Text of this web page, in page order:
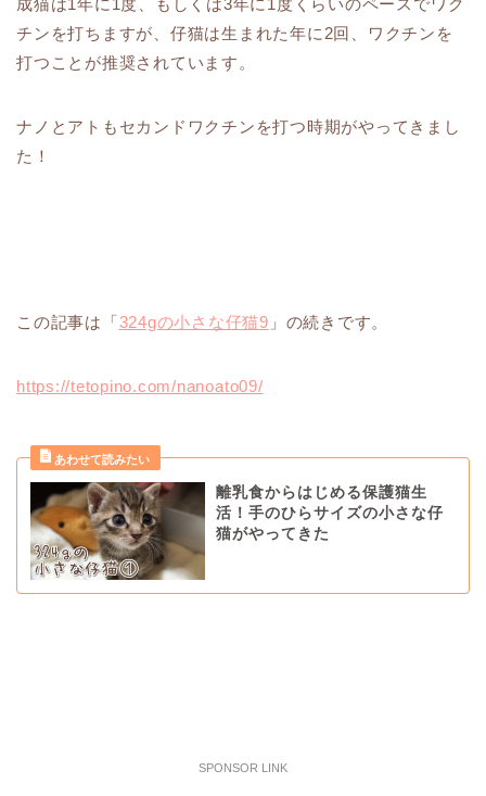
チンを打ちますが、仔猫は生まれた年に2回、ワクチンを
打つことが推奨されています。
ナノとアトもセカンドワクチンを打つ時期がやってきまし
た！
この記事は「324gの小さな仔猫9 」の続きです。
https://tetopino.com/nanoato09/
離乳食からはじめる保護猫生
活！手のひらサイズの小さな仔
猫がやってきた
SPONSOR LINK